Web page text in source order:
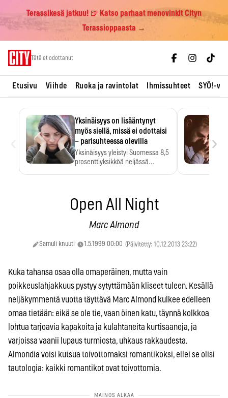
Terassikesä jatkuu! 🍺 Katso parhaat menovinkit Cityn
Terassioppaasta →
Tätä et odottanut
Etusivu Viihde Ruoka ja ravintolat Ihmissuhteet SYÖ!-
Yksinäisyys on lisääntynyt
myös siellä, missä ei odottaisi
– parisuhteessa olevilla
Yksinäisyys yleistyi Suomessa 8,5
prosenttiyksikköä neljässä
›
Open All Night
Marc Almond
Samuli knuuti 1.5.1999 00:00 (Päivitetty: 10.12.2013 23:22)
Kuka tahansa osaa olla omaperäinen, mutta vain
poikkeuslahjakkuus pystyy sytyttämään kliseet tuleen. Kesällä
neljäkymmentä vuotta täyttävä Marc Almond kulkee edelleen
omaa tietään: eikä se ole tie, vaan öinen katu, täynnä kolkkoa
lohtua tarjoavia kapakoita ja kulahtaneita kurtisaaneja, ja
varjoissa vaanii lupaus turmiosta, uhkaus rakkaudesta.
Almondia voisi kutsua toivottomaksi romantikoksi, ellei se olisi
tautologia: kaikki romantikot ovat toivottomia.